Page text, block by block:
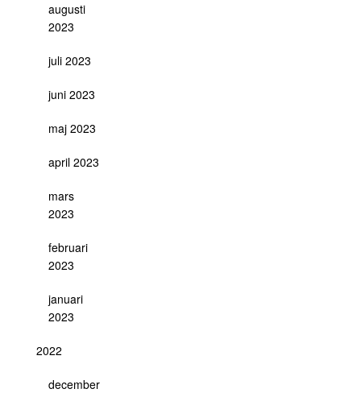
augusti
2023
juli 2023
juni 2023
maj 2023
april 2023
mars
2023
februari
2023
januari
2023
2022
december